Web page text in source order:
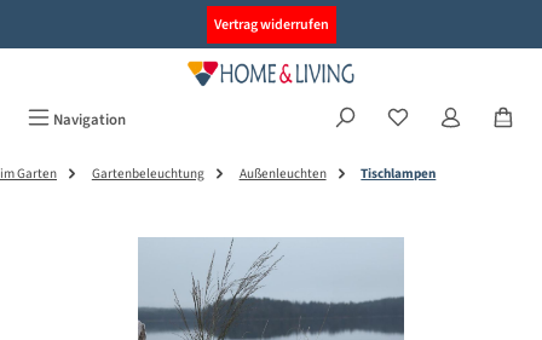
Vertrag widerrufen
Navigation
im Garten Gartenbeleuchtung Außenleuchten Tischlampen